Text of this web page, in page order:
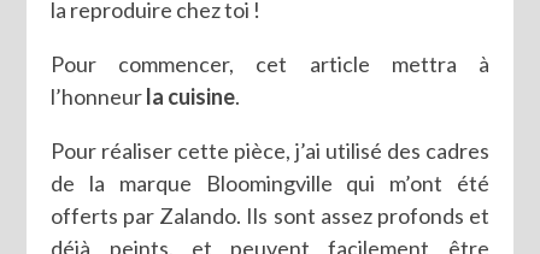
la reproduire chez toi !
Pour commencer, cet article mettra à
l’honneurla cuisine.
Pour réaliser cette pièce, j’ai utilisé des cadres
de la marque Bloomingville qui m’ont été
offerts par Zalando. Ils sont assez profonds et
déjà peints, et peuvent facilement être